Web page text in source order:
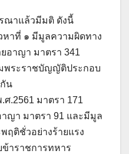
ณาแล้วมีมติ ดังนี้
หาที่ ๑ มีมูลความผิดทาง
อาญา มาตรา 341
พระราชบัญญัติประกอบ
น
.2561 มาตรา 171
ญา มาตรา 91 และมีมูล
ฤติชั่วอย่างร้ายแรง
าราชการทหาร